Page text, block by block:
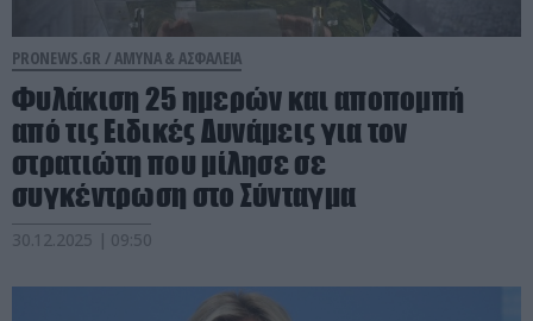
PRONEWS.GR /ΑΜΥΝΑ & ΑΣΦΑΛΕΙΑ
Φυλάκιση 25 ημερών και αποπομπή
από τις Ειδικές Δυνάμεις για τον
στρατιώτη που μίλησε σε
συγκέντρωση στο Σύνταγμα
30.12.2025 | 09:50